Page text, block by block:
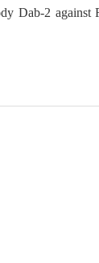
Dab-2 against